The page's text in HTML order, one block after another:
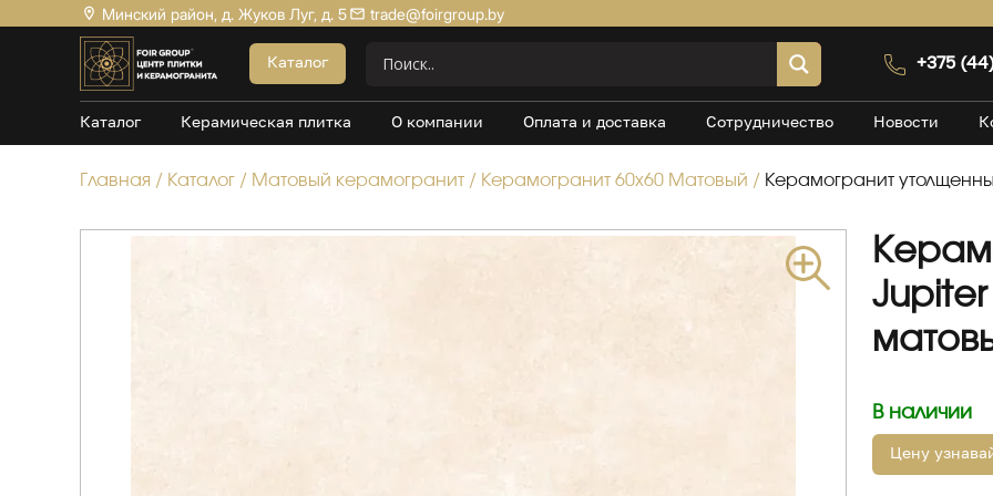
Минский район, д. Жуков Луг, д. 5 trade@foirgroup.by
Каталог +375
Каталог Керамическая плитка О компании Оплата и доставка Сотрудничество Новости
Главная / Каталог / Матовый керамогранит / Керамогранит 60х60 Матовый / Керамогранит
В наличии
Цену
Керамогранит Матовый
Керамогранит Структурный
Керамогранит Утолщенный
Акции